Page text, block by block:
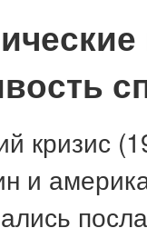
кризис
и